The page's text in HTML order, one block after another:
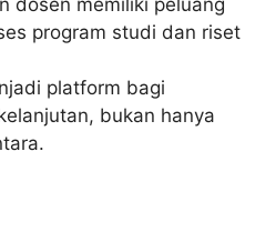
dosen memiliki peluang
program studi dan riset
platform bagi
bukan hanya